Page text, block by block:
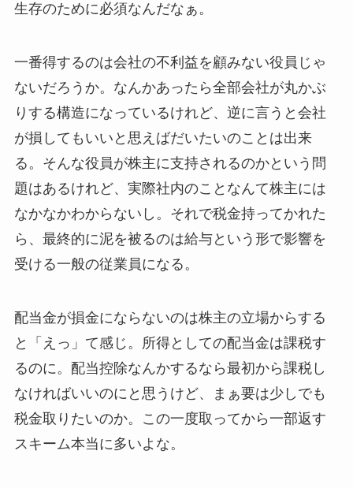
生存のために必須なんだなぁ。
一番得するのは会社の不利益を顧みない役員じゃ
ないだろうか。なんかあったら全部会社が丸かぶ
りする構造になっているけれど、逆に言うと会社
が損してもいいと思えばだいたいのことは出来
る。そんな役員が株主に支持されるのかという問
題はあるけれど、実際社内のことなんて株主には
なかなかわからないし。それで税金持ってかれた
ら、最終的に泥を被るのは給与という形で影響を
受ける一般の従業員になる。
配当金が損金にならないのは株主の立場からする
と「えっ」て感じ。所得としての配当金は課税す
るのに。配当控除なんかするなら最初から課税し
なければいいのにと思うけど、まぁ要は少しでも
税金取りたいのか。この一度取ってから一部返す
スキーム本当に多いよな。